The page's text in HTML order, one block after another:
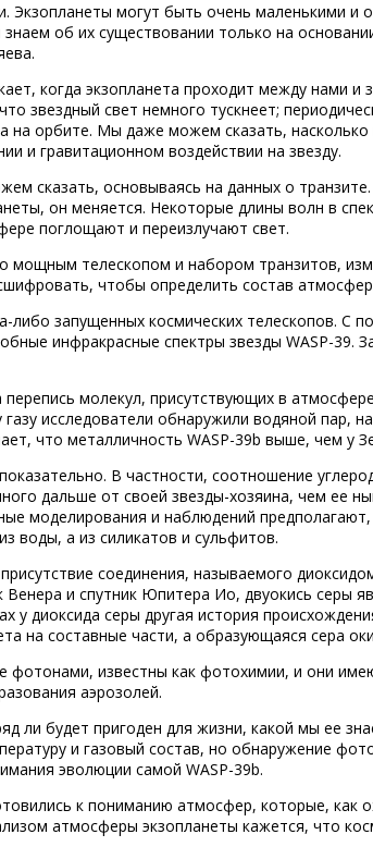
Экзопланеты могут быть очень маленькими и
об их существовании только на
когда экзопланета проходит между нами и
звездный свет немного тускнеет;
на орбите. Мы даже можем сказать,
и гравитационном воздействии на звезду.
сказать, основываясь на данных о
он меняется. Некоторые длины волн в
поглощают и переизлучают свет.
мощным телескопом и набором транзитов,
чтобы определить состав
запущенных космических телескопов. С
инфракрасные спектры звезды WASP-39.
молекул, присутствующих в
исследователи обнаружили водяной пар,
что металличность WASP-39b выше, чем у
В частности, соотношение
дальше от своей звезды-хозяина, чем ее
моделирования и наблюдений
воды, а из силикатов и сульфитов.
соединения, называемого
Венера и спутник Юпитера Ио, двуокись серы
у диоксида серы другая история
на составные части, а образующаяся сера
фотонами, известны как фотохимии, и они
аэрозолей.
ли будет пригоден для жизни, какой мы ее
и газовый состав, но обнаружение
эволюции самой WASP-39b.
к пониманию атмосфер, которые, как
атмосферы экзопланеты кажется, что